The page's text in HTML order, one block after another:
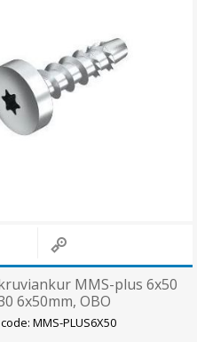
MMS-plus 6x50
6x50mm, OBO
MMS-PLUS6X50